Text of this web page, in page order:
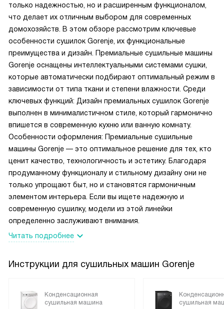
только надежностью, но и расширенным функционалом,
что делает их отличным выбором для современных
домохозяйств. В этом обзоре рассмотрим ключевые
особенности сушилок Gorenje, их функциональные
преимущества и дизайн.
Премиальные сушильные машины
Gorenje оснащены интеллектуальными системами сушки,
которые автоматически подбирают оптимальный режим в
зависимости от типа ткани и степени влажности. Среди
ключевых функций: Дизайн премиальных сушилок Gorenje
выполнен в минималистичном стиле, который гармонично
впишется в современную кухню или ванную комнату.
Особенности оформления: Премиальные сушильные
машины Gorenje — это оптимальное решение для тех, кто
ценит качество, технологичность и эстетику. Благодаря
продуманному функционалу и стильному дизайну они не
только упрощают быт, но и становятся гармоничным
элементом интерьера. Если вы ищете надежную и
современную сушилку, модели из этой линейки
определенно заслуживают внимания.
Читать подробнее
Инструкции для сушильных машин Gorenje
Конденсационная
сушильная машина
сушильная